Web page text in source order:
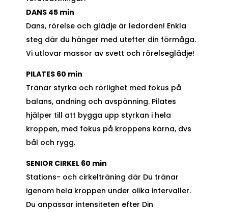
DANS 45 min
Dans, rörelse och glädje är ledorden! Enkla
steg där du hänger med utefter din förmåga.
Vi utlovar massor av svett och rörelseglädje!
PILATES 60 min
Tränar styrka och rörlighet med fokus på
balans, andning och avspänning. Pilates
hjälper till att bygga upp styrkan i hela
kroppen, med fokus på kroppens kärna, dvs
bål och rygg.
SENIOR CIRKEL 60 min
Stations- och cirkelträning där Du tränar
igenom hela kroppen under olika intervaller.
Du anpassar intensiteten efter Din